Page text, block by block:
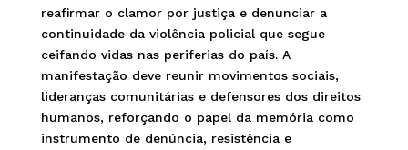
reafirmar o clamor por justiça e denunciar a
continuidade da violência policial que segue
ceifando vidas nas periferias do país. A
manifestação deve reunir movimentos sociais,
lideranças comunitárias e defensores dos direitos
humanos, reforçando o papel da memória como
instrumento de denúncia, resistência e